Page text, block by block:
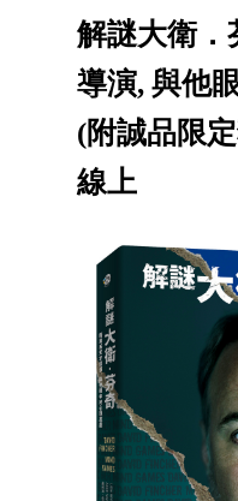
解謎大衛．
導演, 與他
(附誠品限
線上